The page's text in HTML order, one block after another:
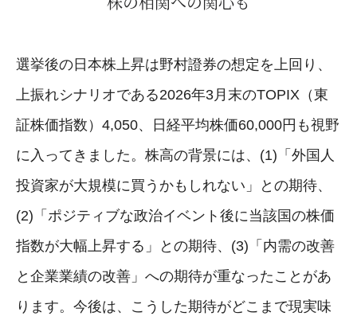
選挙後の日本株上昇は野村證券の想定を上回り、
上振れシナリオである2026年3月末のTOPIX（東
証株価指数）4,050、日経平均株価60,000円も視野
に入ってきました。株高の背景には、(1)「外国人
投資家が大規模に買うかもしれない」との期待、
(2)「ポジティブな政治イベント後に当該国の株価
指数が大幅上昇する」との期待、(3)「内需の改善
と企業業績の改善」への期待が重なったことがあ
ります。今後は、こうした期待がどこまで現実味